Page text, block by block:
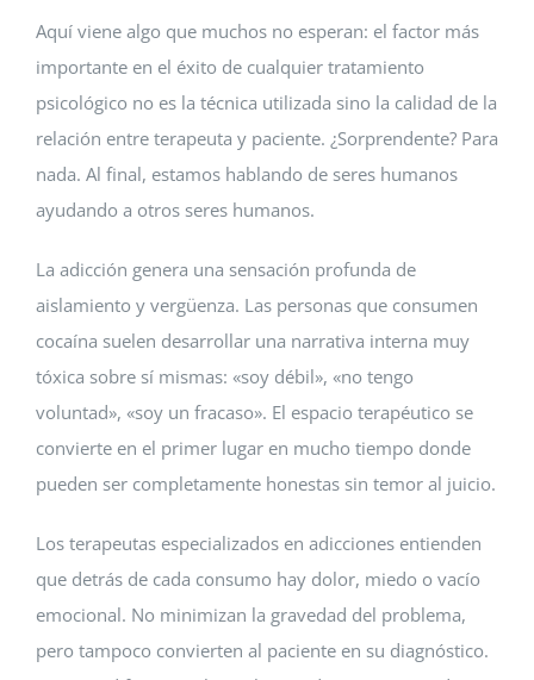
Aquí viene algo que muchos no esperan: el factor más
importante en el éxito de cualquier tratamiento
psicológico no es la técnica utilizada sino la calidad de la
relación entre terapeuta y paciente. ¿Sorprendente? Para
nada. Al final, estamos hablando de seres humanos
ayudando a otros seres humanos.
La adicción genera una sensación profunda de
aislamiento y vergüenza. Las personas que consumen
cocaína suelen desarrollar una narrativa interna muy
tóxica sobre sí mismas: «soy débil», «no tengo
voluntad», «soy un fracaso». El espacio terapéutico se
convierte en el primer lugar en mucho tiempo donde
pueden ser completamente honestas sin temor al juicio.
Los terapeutas especializados en adicciones entienden
que detrás de cada consumo hay dolor, miedo o vacío
emocional. No minimizan la gravedad del problema,
pero tampoco convierten al paciente en su diagnóstico.